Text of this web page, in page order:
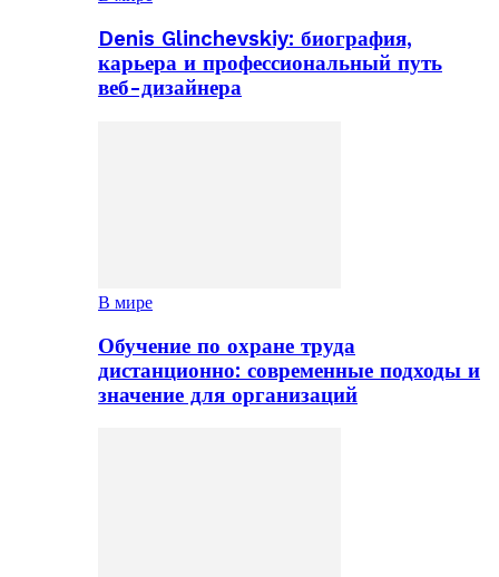
Denis Glinchevskiy: биография,
карьера и профессиональный путь
веб-дизайнера
В мире
Обучение по охране труда
дистанционно: современные подходы и
значение для организаций